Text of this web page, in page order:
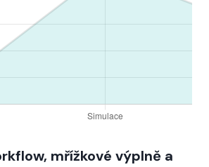
mřížkové výplně a